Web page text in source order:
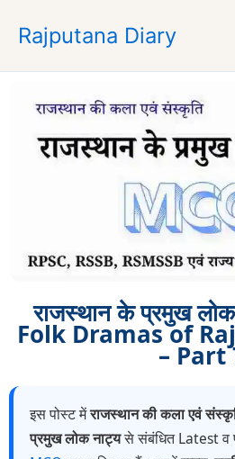
p
Rajputana Diary
राजस्थान के प्रमुख
Folk Dramas of
– Part
इस पोस्ट मेंराजस्थान की कला एवं
प्रमुख लोक नाट्यसे संबंधित Latest व